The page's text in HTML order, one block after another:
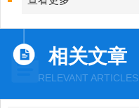
相关文章
RELEVANT ARTICLES